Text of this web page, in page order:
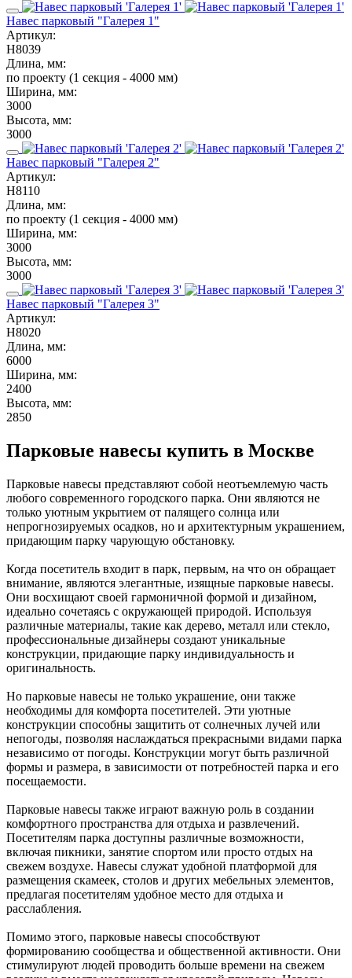
Навес парковый "Галерея 1"
Артикул:
Н8039
Длина, мм:
по проекту (1 секция - 4000 мм)
Ширина, мм:
3000
Высота, мм:
3000
Навес парковый "Галерея 2"
Артикул:
Н8110
Длина, мм:
по проекту (1 секция - 4000 мм)
Ширина, мм:
3000
Высота, мм:
3000
Навес парковый "Галерея 3"
Артикул:
Н8020
Длина, мм:
6000
Ширина, мм:
2400
Высота, мм:
2850
Парковые навесы купить в Москве
Парковые навесы представляют собой неотъемлемую часть
любого современного городского парка. Они являются не
только уютным укрытием от палящего солнца или
непрогнозируемых осадков, но и архитектурным украшением,
придающим парку чарующую обстановку.
Когда посетитель входит в парк, первым, на что он обращает
внимание, являются элегантные, изящные парковые навесы.
Они восхищают своей гармоничной формой и дизайном,
идеально сочетаясь с окружающей природой. Используя
различные материалы, такие как дерево, металл или стекло,
профессиональные дизайнеры создают уникальные
конструкции, придающие парку индивидуальность и
оригинальность.
Но парковые навесы не только украшение, они также
необходимы для комфорта посетителей. Эти уютные
конструкции способны защитить от солнечных лучей или
непогоды, позволяя наслаждаться прекрасными видами парка
независимо от погоды. Конструкции могут быть различной
формы и размера, в зависимости от потребностей парка и его
посещаемости.
Парковые навесы также играют важную роль в создании
комфортного пространства для отдыха и развлечений.
Посетителям парка доступны различные возможности,
включая пикники, занятие спортом или просто отдых на
свежем воздухе. Навесы служат удобной платформой для
размещения скамеек, столов и других мебельных элементов,
предлагая посетителям удобное место для отдыха и
расслабления.
Помимо этого, парковые навесы способствуют
формированию сообщества и общественной активности. Они
стимулируют людей проводить больше времени на свежем